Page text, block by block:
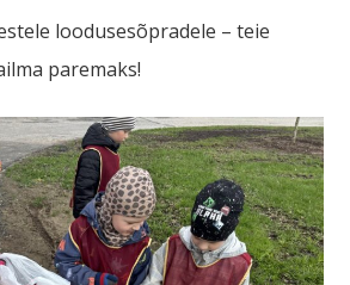
loodusesõpradele – teie
paremaks!